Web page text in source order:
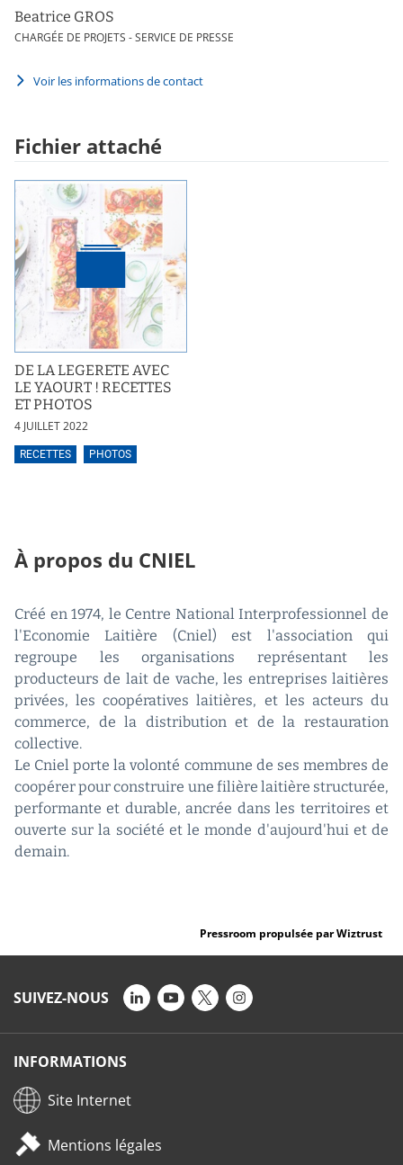
Beatrice GROS
CHARGÉE DE PROJETS - SERVICE DE PRESSE
Voir les informations de contact
Fichier attaché
DE LA LEGERETE AVEC
LE YAOURT ! RECETTES
ET PHOTOS
4 JUILLET 2022
RECETTES PHOTOS
À propos du CNIEL
Créé en 1974, le Centre National Interprofessionnel de
l'Economie Laitière (Cniel) est l'association qui
regroupe les organisations représentant les
producteurs de lait de vache, les entreprises laitières
privées, les coopératives laitières, et les acteurs du
commerce, de la distribution et de la restauration
collective.
Le Cniel porte la volonté commune de ses membres de
coopérer pour construire une filière laitière structurée,
performante et durable, ancrée dans les territoires et
ouverte sur la société et le monde d'aujourd'hui et de
demain.
Pressroom propulsée par Wiztrust
SUIVEZ-NOUS
INFORMATIONS
Site Internet
Mentions légales